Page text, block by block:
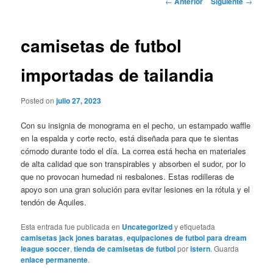
camisetas de futbol
importadas de tailandia
Posted onjulio 27, 2023
Con su insignia de monograma en el pecho, un estampado waffle
en la espalda y corte recto, está diseñada para que te sientas
cómodo durante todo el día. La correa está hecha en materiales
de alta calidad que son transpirables y absorben el sudor, por lo
que no provocan humedad ni resbalones. Estas rodilleras de
apoyo son una gran solución para evitar lesiones en la rótula y el
tendón de Aquiles.
Esta entrada fue publicada en Uncategorizedy etiquetada
camisetas jack jones baratas,equipaciones de futbol para dream
league soccer,tienda de camisetas de futbolporistern. Guarda
enlace permanente.